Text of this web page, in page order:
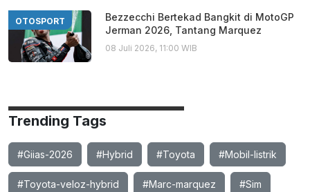
OTOSPORT
Bezzecchi Bertekad Bangkit di MotoGP
Jerman 2026, Tantang Marquez
08 Juli 2026, 11:00 WIB
Trending Tags
#Giias-2026 #Hybrid #Toyota #Mobil-listrik
#Toyota-veloz-hybrid #Marc-marquez #Sim